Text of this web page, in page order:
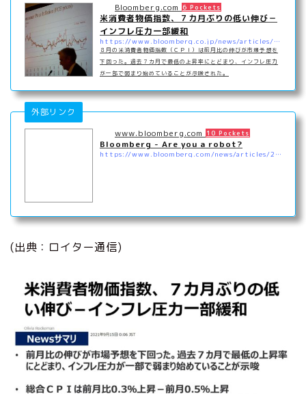
Bloomberg.com 6 Pockets
米消費者物価指数、７カ月ぶりの低い伸び－
インフレ圧力一部緩和
https://www.bloomberg.co.jp/news/articles/2021-09-14/QZFC41DWRGG001
８月の米消費者物価指数（ＣＰＩ）は前月比の伸びが市場予想を
下回った。過去７カ月で最低の上昇率にとどまり、インフレ圧力
が一部で弱まり始めていることが示唆された。
www.bloomberg.com
外部リンク
10 Pockets
Bloomberg - Are you a robot?
https://www.bloomberg.com/news/articles/2021-09-14/consumer-prices-in-u-s-increase-by-less-than-forecast
(出典：ロイター通信)